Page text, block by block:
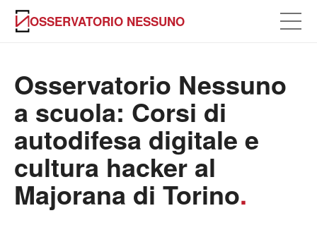
OSSERVATORIO NESSUNO
Osservatorio Nessuno
a scuola: Corsi di
autodifesa digitale e
cultura hacker al
Majorana di Torino.